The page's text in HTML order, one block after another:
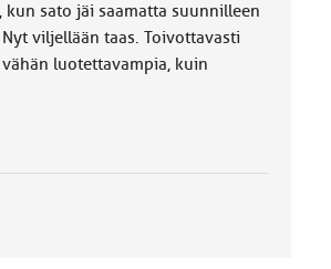
kun sato jäi saamatta suunnilleen
viljellään taas. Toivottavasti
luotettavampia, kuin